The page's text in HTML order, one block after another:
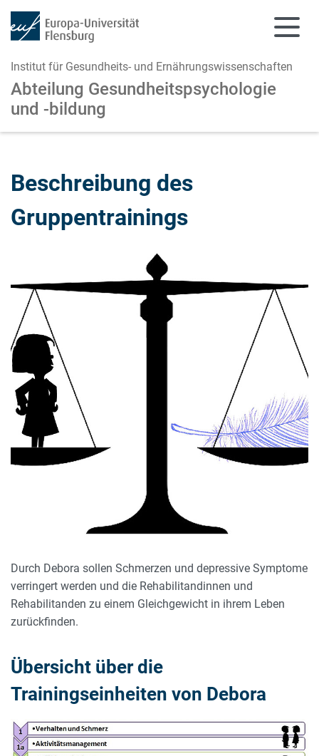
Institut für Gesundheits- und Ernährungswissenschaften
Abteilung Gesundheitspsychologie
und -bildung
Beschreibung des
Gruppentrainings
Durch Debora sollen Schmerzen und depressive Symptome
verringert werden und die Rehabilitandinnen und
Rehabilitanden zu einem Gleichgewicht in ihrem Leben
zurückfinden.
Übersicht über die
Trainingseinheiten von Debora